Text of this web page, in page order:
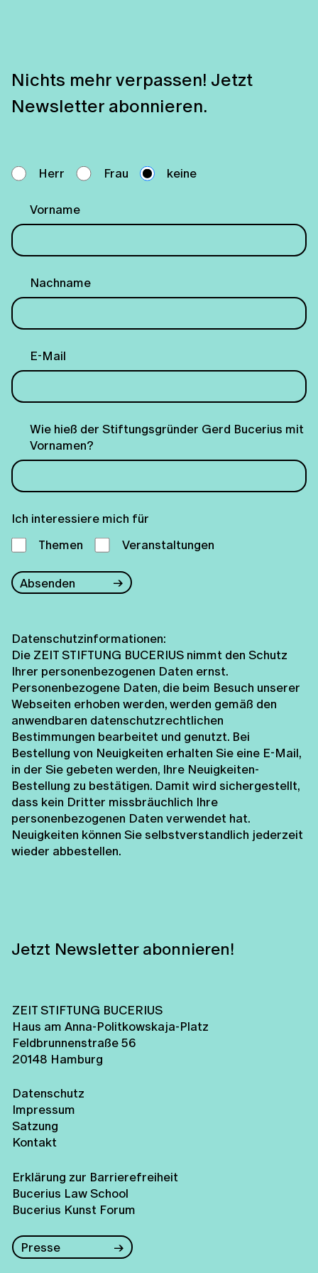
Nichts mehr verpassen! Jetzt
Newsletter abonnieren.
Herr Frau keine
Vorname
Nachname
E-Mail
Wie hieß der Stiftungsgründer Gerd Bucerius mit
Vornamen?
Ich interessiere mich für
Themen
Veranstaltungen
Absenden
Datenschutzinformationen:
Die ZEIT STIFTUNG BUCERIUS nimmt den Schutz
Ihrer personenbezogenen Daten ernst.
Personenbezogene Daten, die beim Besuch unserer
Webseiten erhoben werden, werden gemäß den
anwendbaren datenschutzrechtlichen
Bestimmungen bearbeitet und genutzt. Bei
Bestellung von Neuigkeiten erhalten Sie eine E-Mail,
in der Sie gebeten werden, Ihre Neuigkeiten-
Bestellung zu bestätigen. Damit wird sichergestellt,
dass kein Dritter missbräuchlich Ihre
personenbezogenen Daten verwendet hat.
Neuigkeiten können Sie selbstverstandlich jederzeit
wieder abbestellen.
Jetzt Newsletter abonnieren!
ZEIT STIFTUNG BUCERIUS
Haus am Anna-Politkowskaja-Platz
Feldbrunnenstraße 56
20148 Hamburg
Datenschutz
Impressum
Satzung
Kontakt
Erklärung zur Barrierefreiheit
Bucerius Law School
Bucerius Kunst Forum
Presse